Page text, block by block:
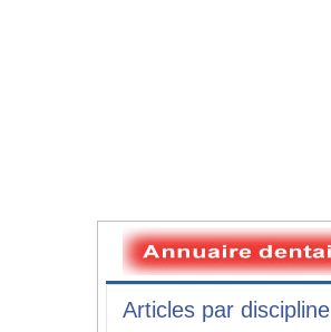
Articles par discipline